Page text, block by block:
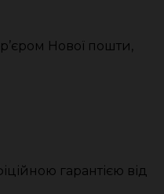
Нової пошти,
гарантією від